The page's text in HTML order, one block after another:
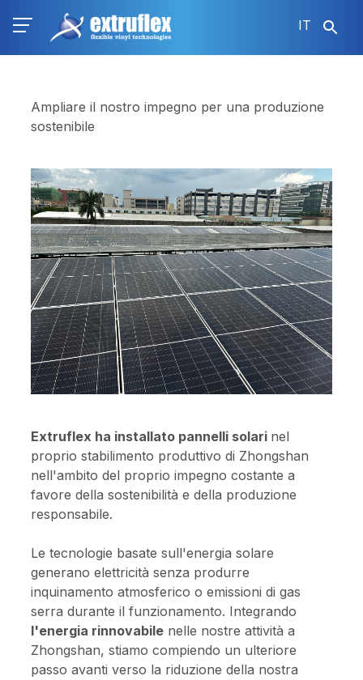
IT
Ampliare il nostro impegno per una produzione
sostenibile
Extruflex ha installato pannelli solari nel
proprio stabilimento produttivo di Zhongshan
nell'ambito del proprio impegno costante a
favore della sostenibilità e della produzione
responsabile.
Le tecnologie basate sull'energia solare
generano elettricità senza produrre
inquinamento atmosferico o emissioni di gas
serra durante il funzionamento. Integrando
l'energia rinnovabilenelle nostre attività a
Zhongshan, stiamo compiendo un ulteriore
passo avanti verso la riduzione della nostra